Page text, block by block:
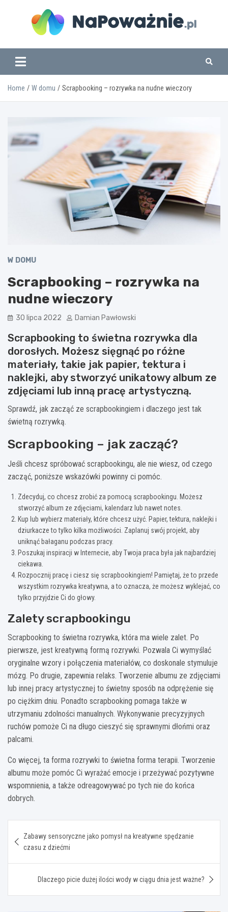
www.napowaznie.pl
Home W domu Scrapbooking – rozrywka na nudne wieczory
W DOMU
Scrapbooking – rozrywka na
nudne wieczory
30 lipca 2022 Damian Pawłowski
Scrapbooking to świetna rozrywka dla
dorosłych. Możesz sięgnąć po różne
materiały, takie jak papier, tektura i
naklejki, aby stworzyć unikatowy album ze
zdjęciami lub inną pracę artystyczną.
Sprawdź, jak zacząć ze scrapbookingiem i dlaczego jest tak
świetną rozrywką.
Scrapbooking – jak zacząć?
Jeśli chcesz spróbować scrapbookingu, ale nie wiesz, od czego
zacząć, poniższe wskazówki powinny ci pomóc.
Zdecyduj, co chcesz zrobić za pomocą scrapbookingu. Możesz
stworzyć album ze zdjęciami, kalendarz lub nawet notes.
Kup lub wybierz materiały, które chcesz użyć. Papier, tektura, naklejki i
dziurkacze to tylko kilka możliwości. Zaplanuj swój projekt, aby
uniknąć bałaganu podczas pracy.
Poszukaj inspiracji w Internecie, aby Twoja praca była jak najbardziej
ciekawa.
Rozpocznij pracę i ciesz się scrapbookingiem! Pamiętaj, że to przede
wszystkim rozrywka kreatywna, a to oznacza, że możesz wyklejać, co
tylko przyjdzie Ci do głowy.
Zalety scrapbookingu
Scrapbooking to świetna rozrywka, która ma wiele zalet. Po
pierwsze, jest kreatywną formą rozrywki. Pozwala Ci wymyślać
oryginalne wzory i połączenia materiałów, co doskonale stymuluje
mózg. Po drugie, zapewnia relaks. Tworzenie albumu ze zdjęciami
lub innej pracy artystycznej to świetny sposób na odprężenie się
po ciężkim dniu. Ponadto scrapbooking pomaga także w
utrzymaniu zdolności manualnych. Wykonywanie precyzyjnych
ruchów pomoże Ci na długo cieszyć się sprawnymi dłońmi oraz
palcami.
Co więcej, ta forma rozrywki to świetna forma terapii. Tworzenie
albumu może pomóc Ci wyrażać emocje i przeżywać pozytywne
wspomnienia, a także odreagowywać po tych nie do końca
dobrych.
wpisu
Zabawy sensoryczne jako pomysł na kreatywne spędzanie
czasu z dziećmi
Dlaczego picie dużej ilości wody w ciągu dnia jest ważne?